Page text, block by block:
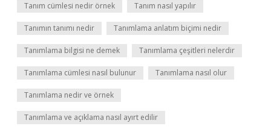
Tanım cümlesi nedir örnek Tanım nasıl yapılır
Tanımın tanımı nedir Tanımlama anlatım biçimi nedir
Tanımlama bilgisi ne demek Tanımlama çeşitleri nelerdir
Tanımlama cümlesi nasıl bulunur Tanımlama nasıl olur
Tanımlama nedir ve örnek
Tanımlama ve açıklama nasıl ayırt edilir